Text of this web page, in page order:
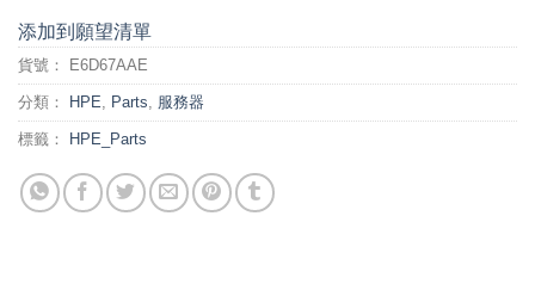
添加到願望清單
貨號： E6D67AAE
分類： HPE, Parts, 服務器
標籤： HPE_Parts